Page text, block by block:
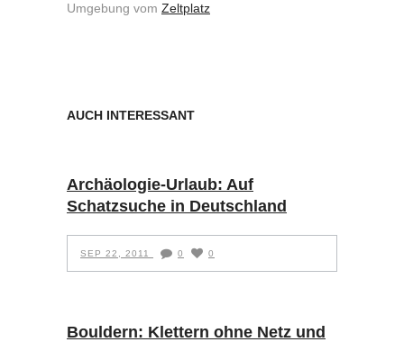
Umgebung vom Zeltplatz
AUCH INTERESSANT
Archäologie-Urlaub: Auf
Schatzsuche in Deutschland
SEP 22, 2011 0 0
Bouldern: Klettern ohne Netz und